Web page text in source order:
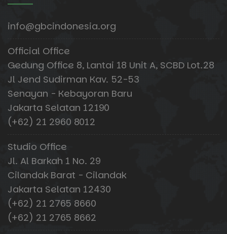
info@gbcindonesia.org
Official Office
Gedung Office 8, Lantai 18 Unit A, SCBD Lot.28
Jl Jend Sudirman Kav. 52-53
Senayan - Kebayoran Baru
Jakarta Selatan 12190
(+62) 21 2960 8012
Studio Office
Jl. Al Barkah 1 No. 29
Cilandak Barat - Cilandak
Jakarta Selatan 12430
(+62) 21 2765 8660
(+62) 21 2765 8662